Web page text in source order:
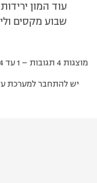
עוד המון
שבוע מקסים
מוצגות 4 תגובות – 1 עד 4 (מתוך 4 סה״כ)
יש להתחבר למערכת